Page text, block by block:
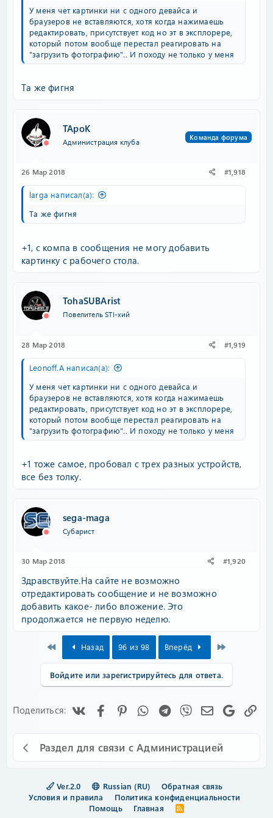
У меня чет картинки ни с одного девайса и
браузеров не вставляются, хотя когда нажимаешь
редактировать, присутствует код но эт в эксплорере,
который потом вообще перестал реагировать на
"загрузить фотографию".. И походу не только у меня
Та же фигня
TApoK
Администрация клуба Команда форума
26 Мар 2018 #1,918
larga написал(а):
Та же фигня
+1, с компа в сообщения не могу добавить
картинку с рабочего стола.
TohaSUBArist
Повелитель STI-хий
28 Мар 2018 #1,919
Leonoff.A написал(а):
У меня чет картинки ни с одного девайса и
браузеров не вставляются, хотя когда нажимаешь
редактировать, присутствует код но эт в эксплорере,
который потом вообще перестал реагировать на
"загрузить фотографию".. И походу не только у меня
+1 тоже самое, пробовал с трех разных устройств,
все без толку.
sega-maga
Субарист
30 Мар 2018 #1,920
Здравствуйте.На сайте не возможно
отредактировать сообщение и не возможно
добавить какое- либо вложение. Это
продолжается не первую неделю.
Назад 96 из 98 Вперёд
Войдите или зарегистрируйтесь для ответа.
Поделиться: FacebookPinterestWhatsAppTelegram
Viber Google
Раздел для связи с Администрацией
Ver.2.0 Russian (RU)
Обратная связь
Условия и правила
Политика конфиденциальности
Помощь
Главная
R